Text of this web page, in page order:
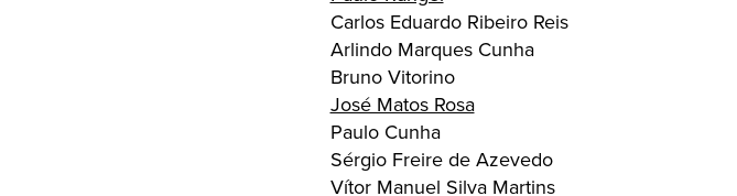
Carlos Eduardo Ribeiro Reis
Arlindo Marques Cunha
Bruno Vitorino
José Matos Rosa
Paulo Cunha
Sérgio Freire de Azevedo
Vítor Manuel Silva Martins